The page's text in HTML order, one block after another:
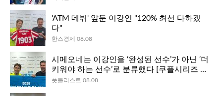
'ATM 데뷔' 앞둔 이강인 "120% 최선 다하겠
다"
한스경제 08.08
시메오네는 이강인을 ‘완성된 선수’가 아닌 ‘더
키워야 하는 선수’로 분류했다 [쿠플시리즈 현
장]
풋볼리스트 08.08